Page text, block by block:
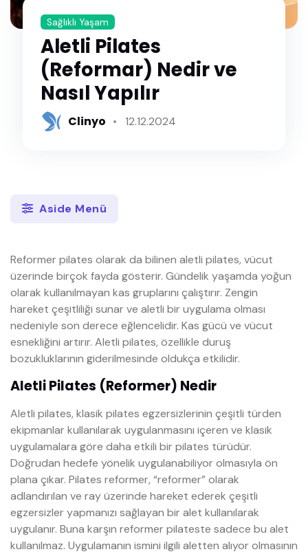
Sağlıklı Yaşam
Aletli Pilates
(Reformar) Nedir ve
Nasıl Yapılır
Clinyo 12.12.2024
Aside Menü
Reformer pilates olarak da bilinen aletli pilates, vücut
üzerinde birçok fayda gösterir. Gündelik yaşamda yoğun
olarak kullanılmayan kas gruplarını çalıştırır. Zengin
hareket çeşitliliği sunar ve aletli bir uygulama olması
nedeniyle son derece eğlencelidir. Kas gücü ve vücut
esnekliğini artırır. Aletli pilates, özellikle duruş
bozukluklarının giderilmesinde oldukça etkilidir.
Aletli Pilates (Reformer) Nedir
Aletli pilates, klasik pilates egzersizlerinin çeşitli türden
ekipmanlar kullanılarak uygulanmasını içeren ve klasik
uygulamalara göre daha etkili bir pilates türüdür.
Doğrudan hedefe yönelik uygulanabiliyor olmasıyla ön
plana çıkar. Pilates reformer, “reformer” olarak
adlandırılan ve ray üzerinde hareket ederek çeşitli
egzersizler yapmanızı sağlayan bir alet kullanılarak
uygulanır. Buna karşın reformer pilateste sadece bu alet
kullanılmaz. Uygulamanın ismini ilgili aletten alıyor olmasının